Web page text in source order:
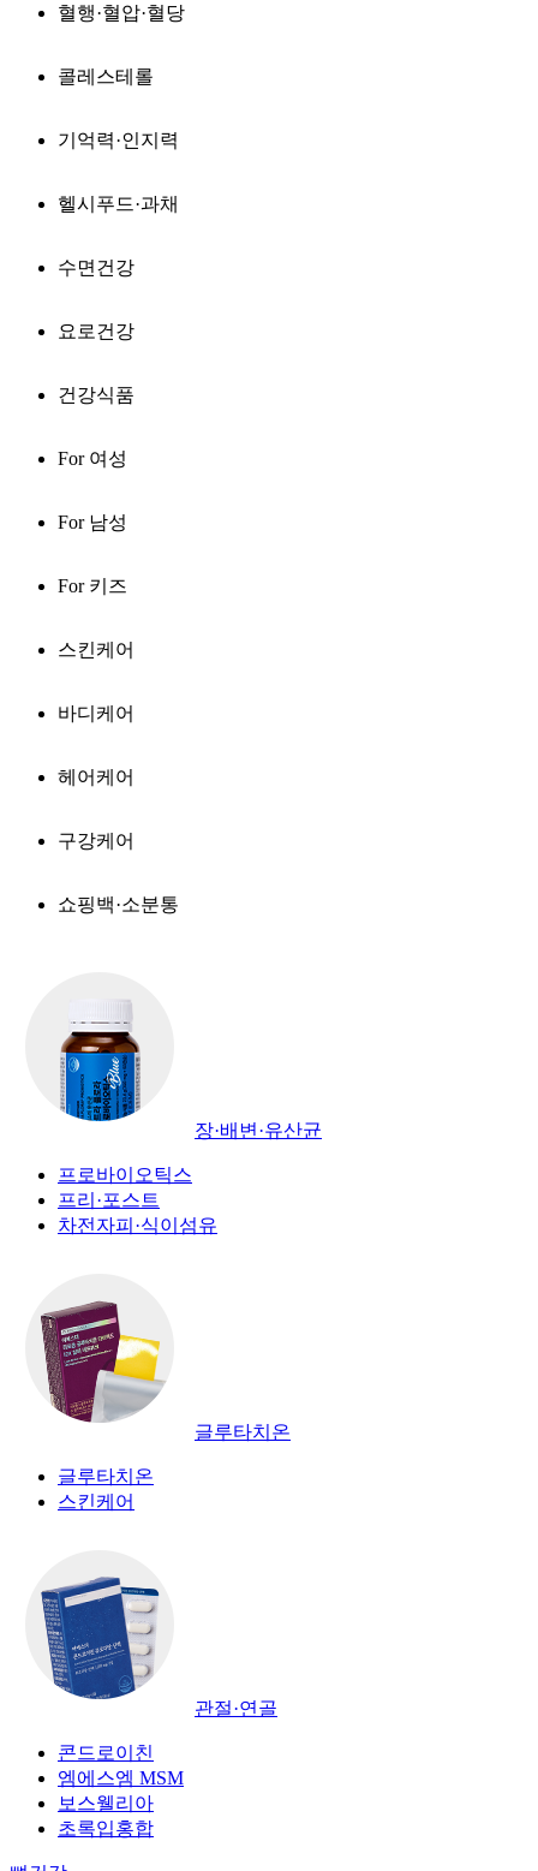
혈행·혈압·혈당
콜레스테롤
기억력·인지력
헬시푸드·과채
수면건강
요로건강
건강식품
For 여성
For 남성
For 키즈
스킨케어
바디케어
헤어케어
구강케어
쇼핑백·소분통
장·배변·유산균
프로바이오틱스
프리·포스트
차전자피·식이섬유
글루타치온
글루타치온
스킨케어
관절·연골
콘드로이친
엠에스엠 MSM
보스웰리아
초록입홍합